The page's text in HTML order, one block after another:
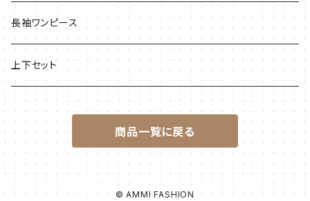
長袖ワンピース
上下セット
商品一覧に戻る
© AMMI FASHION